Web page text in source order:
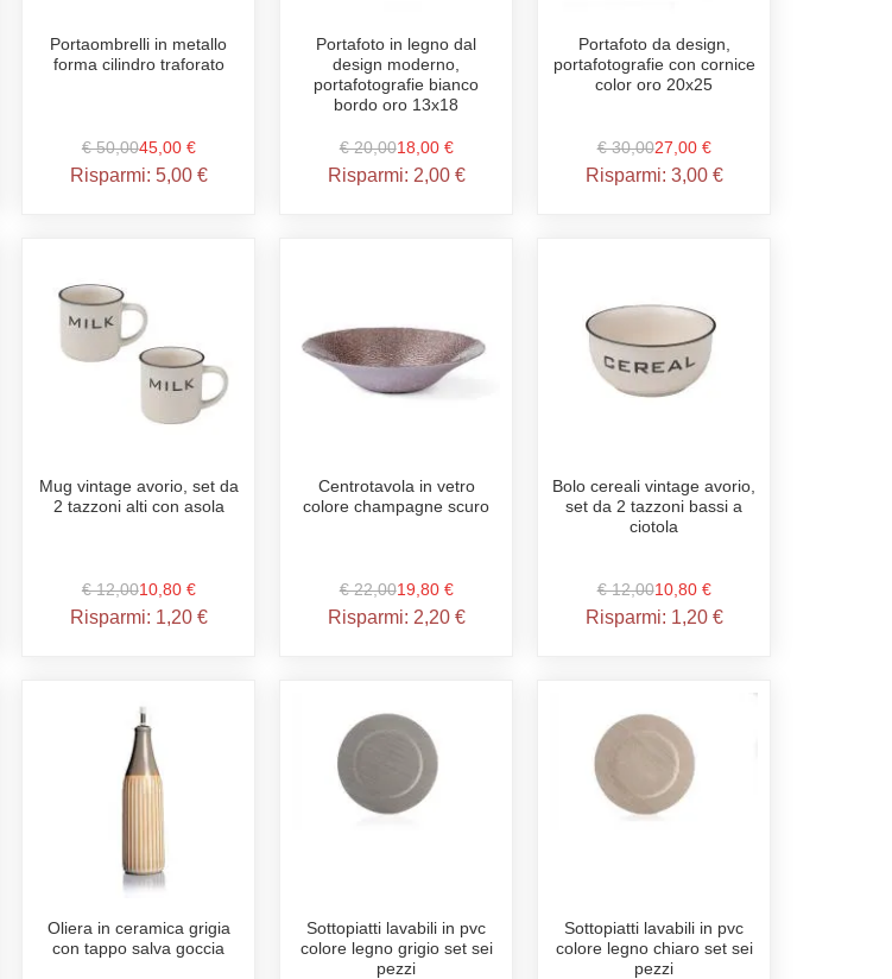
Portaombrelli in metallo
forma cilindro traforato
€ 50,0045,00 €
Risparmi: 5,00 €
Portafoto in legno dal
design moderno,
portafotografie bianco
bordo oro 13x18
€ 20,0018,00 €
Risparmi: 2,00 €
Portafoto da design,
portafotografie con cornice
color oro 20x25
€ 30,0027,00 €
Risparmi: 3,00 €
Mug vintage avorio, set da
2 tazzoni alti con asola
€ 12,0010,80 €
Risparmi: 1,20 €
Centrotavola in vetro
colore champagne scuro
€ 22,0019,80 €
Risparmi: 2,20 €
Bolo cereali vintage avorio,
set da 2 tazzoni bassi a
ciotola
€ 12,0010,80 €
Risparmi: 1,20 €
Oliera in ceramica grigia
con tappo salva goccia
Sottopiatti lavabili in pvc
colore legno grigio set sei
pezzi
Sottopiatti lavabili in pvc
colore legno chiaro set sei
pezzi